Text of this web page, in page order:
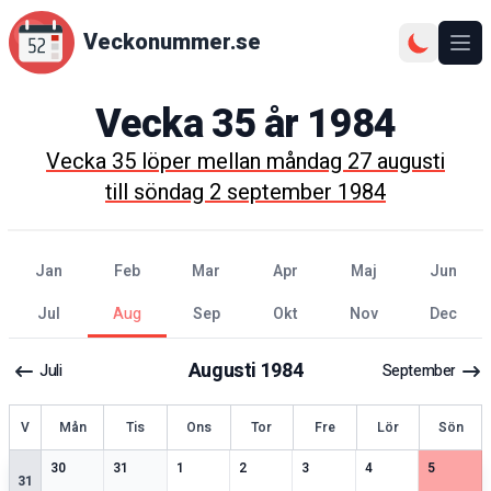
Veckonummer.se
Vecka35år 1984
Vecka35löper mellanmåndag 27 augusti
tillsöndag 2 september 1984
jan feb mar apr maj
jun
jul
aug sep okt nov dec
Juli Augusti 1984 September
Vecka Mån Tis Ons Tor Fre Lör Sön
31
30
1speciella datum
31
2speciella datum
11 speciella datum
2
2speciella datum
3
1speciella datum
4
2speciella datum
5
2